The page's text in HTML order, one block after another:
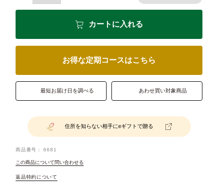
カートに入れる
お得な定期コースはこちら
最短お届け日を調べる あわせ買い対象商品
住所を知らない相手にeギフトで贈る
商品番号 6681
この商品について問い合わせる
返品特約について